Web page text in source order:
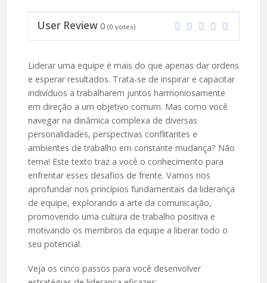
User Review 0 (0 votes)
Liderar uma equipe é mais do que apenas dar ordens
e esperar resultados. Trata-se de inspirar e capacitar
indivíduos a trabalharem juntos harmoniosamente
em direção a um objetivo comum. Mas como você
navegar na dinâmica complexa de diversas
personalidades, perspectivas conflitantes e
ambientes de trabalho em constante mudança? Não
tema! Este texto traz a você o conhecimento para
enfrentar esses desafios de frente. Vamos nos
aprofundar nos princípios fundamentais da liderança
de equipe, explorando a arte da comunicação,
promovendo uma cultura de trabalho positiva e
motivando os membros da equipe a liberar todo o
seu potencial.
Veja os cinco passos para você desenvolver